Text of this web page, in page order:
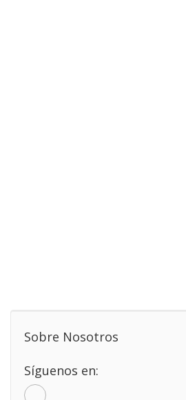
Sobre Nosotros
Síguenos en: